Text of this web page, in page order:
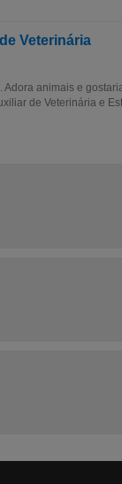
Veterinária
animais e
de Veterinária e